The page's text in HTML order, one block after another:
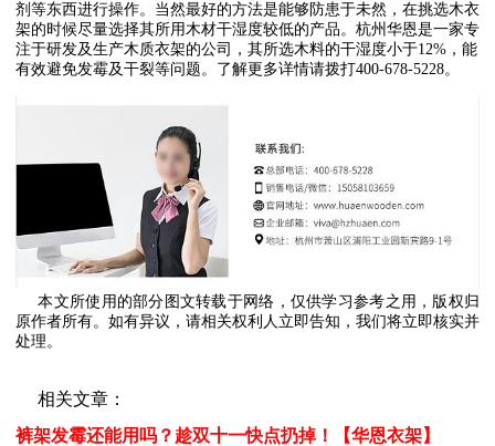
剂等东西进行操作。当然最好的方法是能够防患于未然，在挑选木衣
架的时候尽量选择其所用木材干湿度较低的产品。杭州华恩是一家专
注于研发及生产木质衣架的公司，其所选木料的干湿度小于12%，能
有效避免发霉及干裂等问题。了解更多详情请拨打400-678-5228。
本文所使用的部分图文转载于网络，仅供学习参考之用，版权归
原作者所有。如有异议，请相关权利人立即告知，我们将立即核实并
处理。
相关文章：
裤架发霉还能用吗？趁双十一快点扔掉！【华恩衣架】